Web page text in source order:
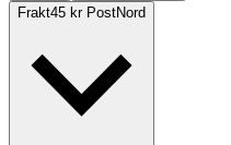
Frakt45 kr PostNord